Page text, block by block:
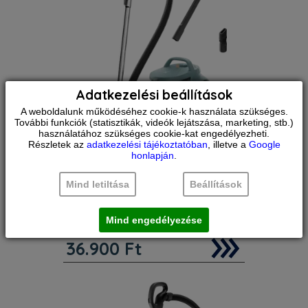
Electrolux EL31C2OG
porszívó 78 db
Szín:
Zöld
Porzsák: Nem
6 kg
78 dB
Jellemzők. Porzsák nélküli porszívó:
Nem kell többé porzsákot vásárolnia.
a szemetesbe. Kétféle parkolóállás:
Vízszintesen és függőlegesen is
RENDELÉSRE
Összehasonlítás
36.900 Ft
Adatkezelési beállítások
A weboldalunk működéséhez cookie-k használata szükséges.
További funkciók (statisztikák, videók lejátszása, marketing, stb.)
használatához szükséges cookie-kat engedélyezheti.
Részletek az adatkezelési tájékoztatóban, illetve a Google
honlapján.
Mind letiltása Beállítások
Mind engedélyezése